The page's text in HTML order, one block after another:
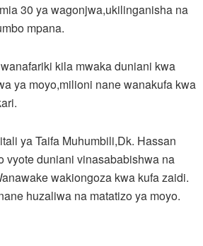
30 ya wagonjwa,ukilinganisha na
mpana.
kila mwaka duniani kwa
ya moyo,milioni nane wanakufa kwa
ya Taifa Muhumbili,Dk. Hassan
vyote duniani vinasababishwa na
wakiongoza kwa kufa zaidi.
huzaliwa na matatizo ya moyo.